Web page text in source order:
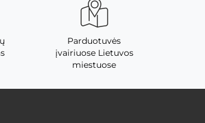
Parduotuvės
įvairiuose Lietuvos
miestuose